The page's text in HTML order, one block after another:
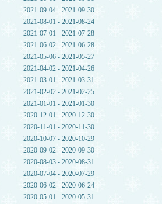
2021-09-04 - 2021-09-30
2021-08-01 - 2021-08-24
2021-07-01 - 2021-07-28
2021-06-02 - 2021-06-28
2021-05-06 - 2021-05-27
2021-04-02 - 2021-04-26
2021-03-01 - 2021-03-31
2021-02-02 - 2021-02-25
2021-01-01 - 2021-01-30
2020-12-01 - 2020-12-30
2020-11-01 - 2020-11-30
2020-10-07 - 2020-10-29
2020-09-02 - 2020-09-30
2020-08-03 - 2020-08-31
2020-07-04 - 2020-07-29
2020-06-02 - 2020-06-24
2020-05-01 - 2020-05-31